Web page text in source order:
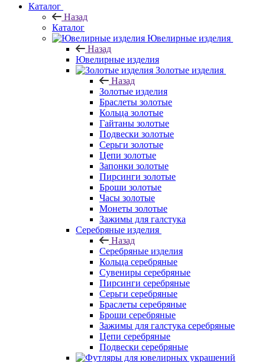
Каталог
Назад
Каталог
Ювелирные изделия
Назад
Ювелирные изделия
Золотые изделия
Назад
Золотые изделия
Браслеты золотые
Кольца золотые
Гайтаны золотые
Подвески золотые
Серьги золотые
Цепи золотые
Запонки золотые
Пирсинги золотые
Броши золотые
Часы золотые
Монеты золотые
Зажимы для галстука
Серебряные изделия
Назад
Серебряные изделия
Кольца серебряные
Сувениры серебряные
Пирсинги серебряные
Серьги серебряные
Браслеты серебряные
Броши серебряные
Зажимы для галстука серебряные
Цепи серебряные
Подвески серебряные